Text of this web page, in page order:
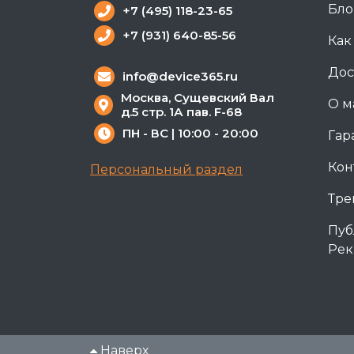
О
+7 (495) 118-23-65
+7 (931) 640-85-56
info@device365.ru
Москва, Сущевский Вал
д.5 стр. 1А пав. F-68
ПН - ВС | 10:00 - 20:00
Персональный раздел
Наверх